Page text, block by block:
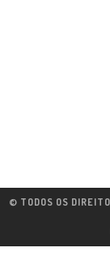
© TODOS OS